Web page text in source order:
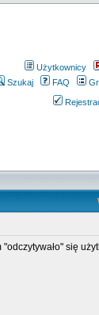
Użytkownicy
Szukaj
FAQ
"odczytywało" się